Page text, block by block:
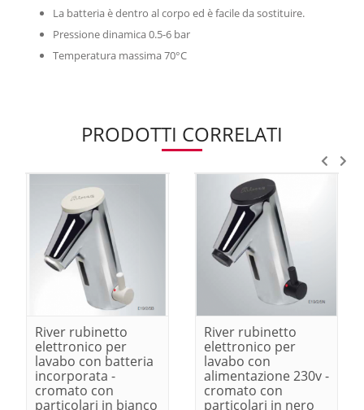
La batteria è dentro al corpo ed è facile da sostituire.
Pressione dinamica 0.5-6 bar
Temperatura massima 70°C
PRODOTTI CORRELATI
River rubinetto
elettronico per
lavabo con batteria
incorporata -
cromato con
particolari in bianco
River rubinetto
elettronico per
lavabo con
alimentazione 230v -
cromato con
particolari in nero